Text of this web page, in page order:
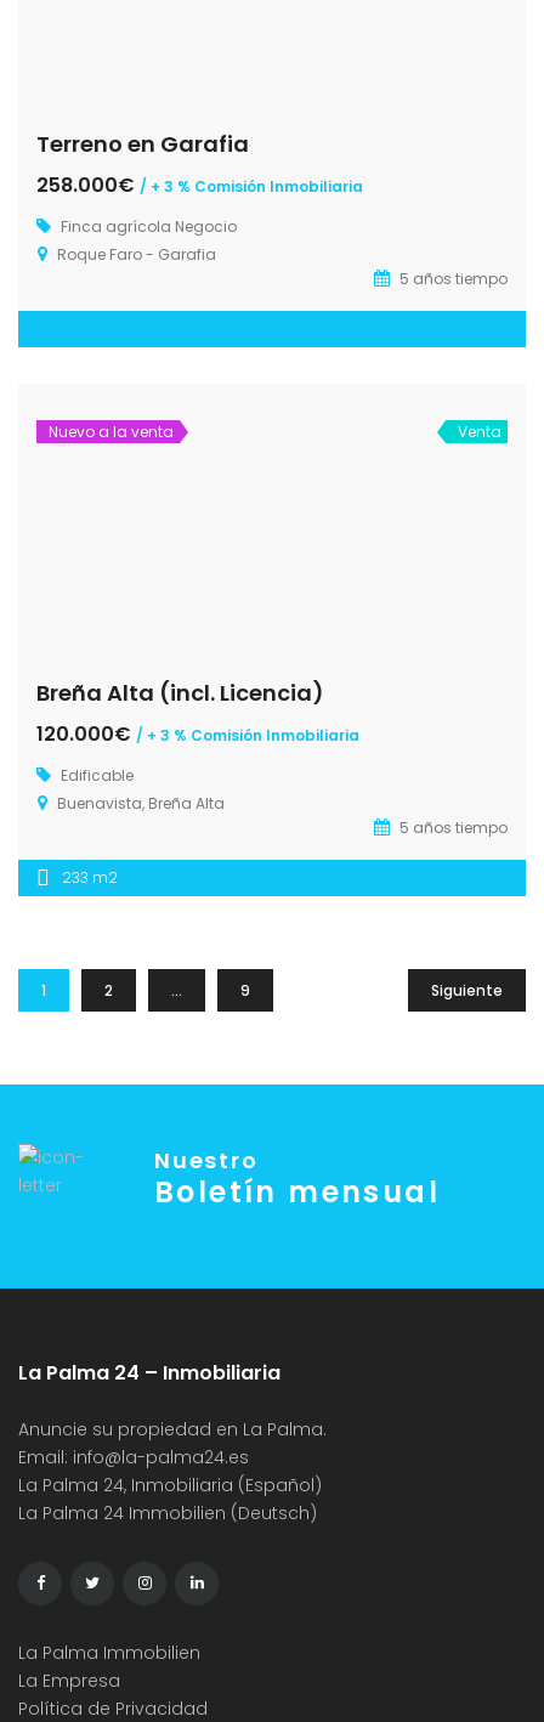
Terreno en Garafia
258.000€ / + 3 % Comisión Inmobiliaria
Finca agrícola Negocio
Roque Faro - Garafia
5 años tiempo
Nuevo a la venta Venta
Breña Alta (incl. Licencia)
120.000€ / + 3 % Comisión Inmobiliaria
Edificable
Buenavista, Breña Alta
5 años tiempo
233 m2
1 2 … 9 Siguiente
Nuestro
Boletín mensual
La Palma 24 – Inmobiliaria
Anuncie su propiedad en La Palma.
Email: info@la-palma24.es
La Palma 24, Inmobiliaria (Español)
La Palma 24 Immobilien (Deutsch)
La Palma Immobilien
La Empresa
Política de Privacidad